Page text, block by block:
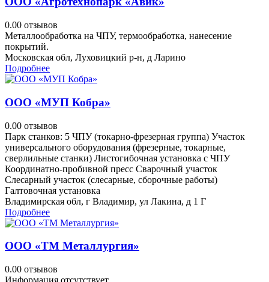
0.00 отзывов
Металлообработка на ЧПУ, термообработка, нанесение
покрытий.
Московская обл, Луховицкий р-н, д Ларино
Подробнее
ООО «МУП Кобра»
0.00 отзывов
Парк станков: 5 ЧПУ (токарно-фрезерная группа) Участок
универсального оборудования (фрезерные, токарные,
сверлильные станки) Листогибочная установка с ЧПУ
Координатно-пробивной пресс Сварочный участок
Слесарный участок (слесарные, сборочные работы)
Галтовочная установка
Владимирская обл, г Владимир, ул Лакина, д 1 Г
Подробнее
ООО «ТМ Металлургия»
0.00 отзывов
Информация отсутствует.